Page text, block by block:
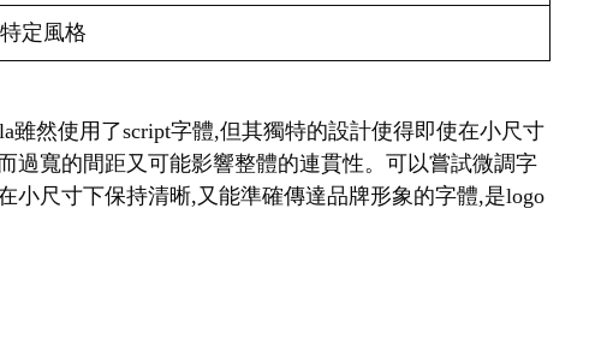
定風格
雖然使用了script字體,但其獨特的設計使得即使在小尺寸
過寬的間距又可能影響整體的連貫性。可以嘗試微調字
尺寸下保持清晰,又能準確傳達品牌形象的字體,是logo